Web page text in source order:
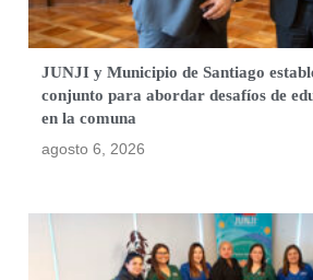
JUNJI y Municipio de Santiago
conjunto para abordar desafíos de
en la comuna
agosto 6, 2026